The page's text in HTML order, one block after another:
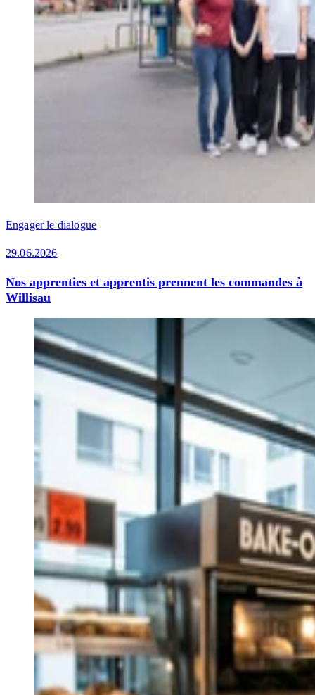
Engager le dialogue
29.06.2026
Nos apprenties et apprentis prennent les commandes à
Willisau